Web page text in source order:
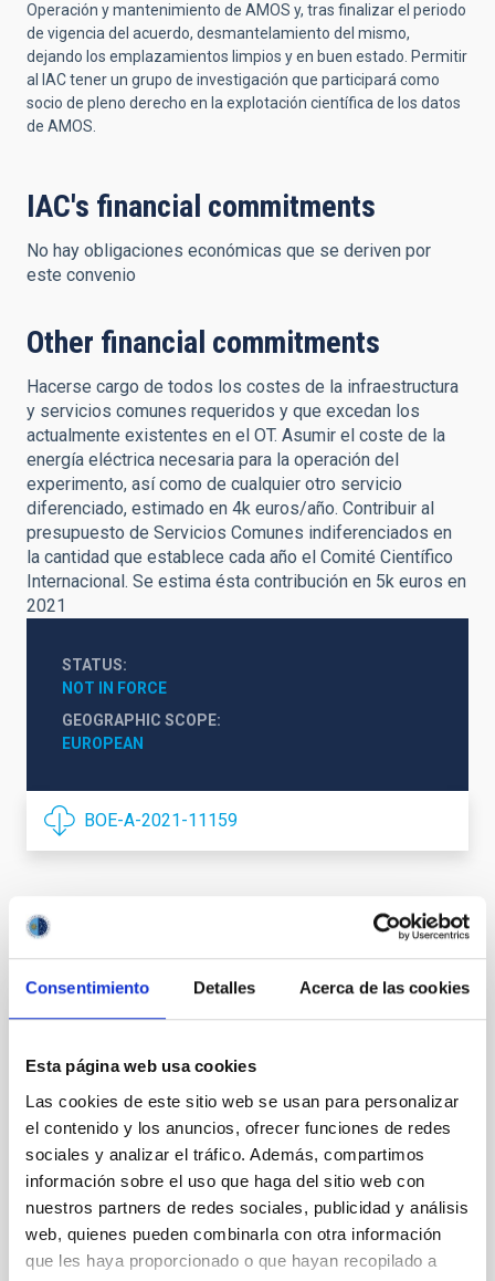
Consentimiento Detalles Acerca de las cookies
Esta página web usa cookies
Las cookies de este sitio web se usan para personalizar
el contenido y los anuncios, ofrecer funciones de redes
sociales y analizar el tráfico. Además, compartimos
información sobre el uso que haga del sitio web con
nuestros partners de redes sociales, publicidad y análisis
web, quienes pueden combinarla con otra información
que les haya proporcionado o que hayan recopilado a
Operación y mantenimiento de AMOS y, tras finalizar el periodo
de vigencia del acuerdo, desmantelamiento del mismo,
dejando los emplazamientos limpios y en buen estado. Permitir
al IAC tener un grupo de investigación que participará como
socio de pleno derecho en la explotación científica de los datos
de AMOS.
IAC's financial commitments
No hay obligaciones económicas que se deriven por
este convenio
Other financial commitments
Hacerse cargo de todos los costes de la infraestructura
y servicios comunes requeridos y que excedan los
actualmente existentes en el OT. Asumir el coste de la
energía eléctrica necesaria para la operación del
experimento, así como de cualquier otro servicio
diferenciado, estimado en 4k euros/año. Contribuir al
presupuesto de Servicios Comunes indiferenciados en
la cantidad que establece cada año el Comité Científico
Internacional. Se estima ésta contribución en 5k euros en
2021
STATUS
NOT IN FORCE
GEOGRAPHIC SCOPE
EUROPEAN
BOE-A-2021-11159
It may interest you
telescopios William Herschel e Isaac
Newton entre el Instituto de Astrofísica de
Canarias (IAC) y Science and Technology
Facilities Council (STFC) y la Nederlandese
Organisatie voor Wetenschappelijk
Onderzoek (NWO)